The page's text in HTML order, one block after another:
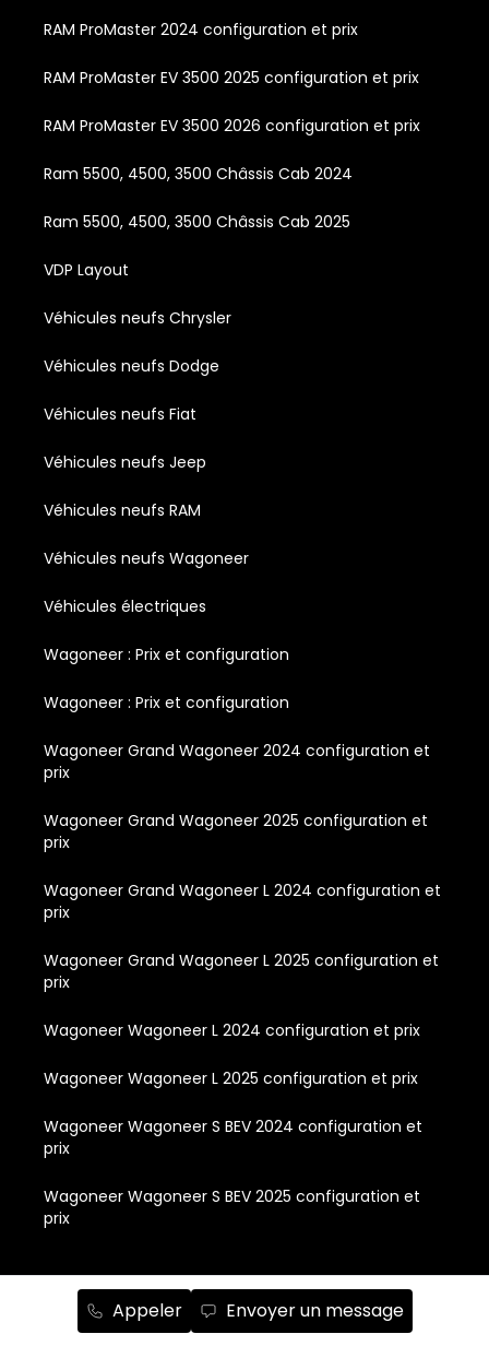
Appeler Envoyer un message
RAM ProMaster 2024 configuration et prix
RAM ProMaster EV 3500 2025 configuration et prix
RAM ProMaster EV 3500 2026 configuration et prix
Ram 5500, 4500, 3500 Châssis Cab 2024
Ram 5500, 4500, 3500 Châssis Cab 2025
VDP Layout
Véhicules neufs Chrysler
Véhicules neufs Dodge
Véhicules neufs Fiat
Véhicules neufs Jeep
Véhicules neufs RAM
Véhicules neufs Wagoneer
Véhicules électriques
Wagoneer : Prix et configuration
Wagoneer : Prix et configuration
Wagoneer Grand Wagoneer 2024 configuration et
prix
Wagoneer Grand Wagoneer 2025 configuration et
prix
Wagoneer Grand Wagoneer L 2024 configuration et
prix
Wagoneer Grand Wagoneer L 2025 configuration et
prix
Wagoneer Wagoneer L 2024 configuration et prix
Wagoneer Wagoneer L 2025 configuration et prix
Wagoneer Wagoneer S BEV 2024 configuration et
prix
Wagoneer Wagoneer S BEV 2025 configuration et
prix
Liens rapides